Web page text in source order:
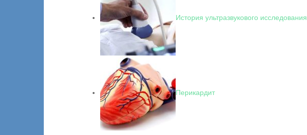
История ультразвукового исследования
Перикардит